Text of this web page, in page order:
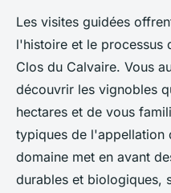
Les visites guidées
l'histoire et le processus
Clos du Calvaire. Vous
découvrir les vignobles
hectares et de vous
typiques de l'appellation
domaine met en avant
durables et biologiques,